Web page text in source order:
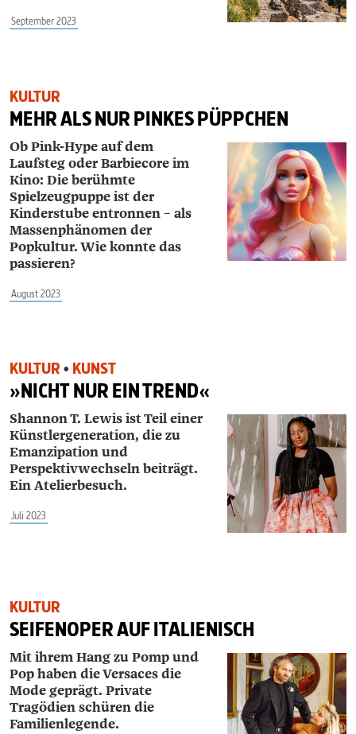
September 2023
KULTUR
MEHR ALS NUR PINKES PÜPPCHEN
Ob Pink-Hype auf dem
Laufsteg oder Barbiecore im
Kino: Die berühmte
Spielzeugpuppe ist der
Kinderstube entronnen – als
Massenphänomen der
Popkultur. Wie konnte das
passieren?
August 2023
KULTUR • KUNST
»NICHT NUR EIN TREND«
Shannon T. Lewis ist Teil einer
Künstlergeneration, die zu
Emanzipation und
Perspektivwechseln beiträgt.
Ein Atelierbesuch.
Juli 2023
KULTUR
SEIFENOPER AUF ITALIENISCH
Mit ihrem Hang zu Pomp und
Pop haben die Versaces die
Mode geprägt. Private
Tragödien schüren die
Familienlegende.